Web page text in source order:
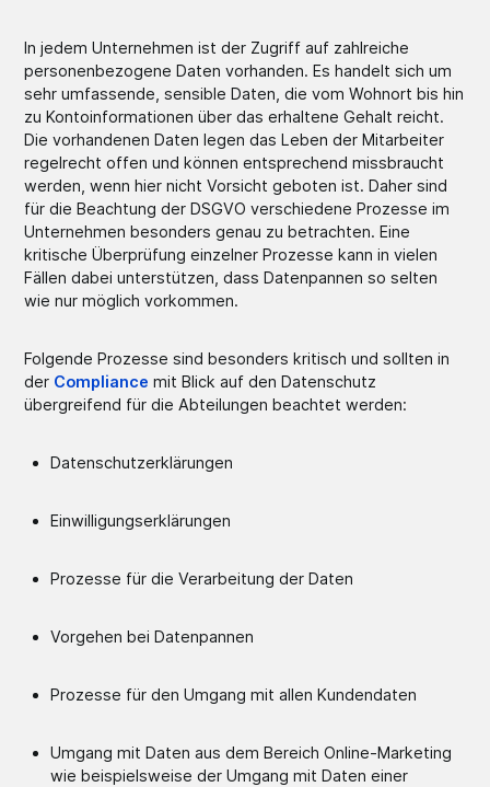
In jedem Unternehmen ist der Zugriff auf zahlreiche
personenbezogene Daten vorhanden. Es handelt sich um
sehr umfassende, sensible Daten, die vom Wohnort bis hin
zu Kontoinformationen über das erhaltene Gehalt reicht.
Die vorhandenen Daten legen das Leben der Mitarbeiter
regelrecht offen und können entsprechend missbraucht
werden, wenn hier nicht Vorsicht geboten ist. Daher sind
für die Beachtung der DSGVO verschiedene Prozesse im
Unternehmen besonders genau zu betrachten. Eine
kritische Überprüfung einzelner Prozesse kann in vielen
Fällen dabei unterstützen, dass Datenpannen so selten
wie nur möglich vorkommen.
Folgende Prozesse sind besonders kritisch und sollten in
der Compliance mit Blick auf den Datenschutz
übergreifend für die Abteilungen beachtet werden:
Datenschutzerklärungen
Einwilligungserklärungen
Prozesse für die Verarbeitung der Daten
Vorgehen bei Datenpannen
Prozesse für den Umgang mit allen Kundendaten
Umgang mit Daten aus dem Bereich Online-Marketing
wie beispielsweise der Umgang mit Daten einer